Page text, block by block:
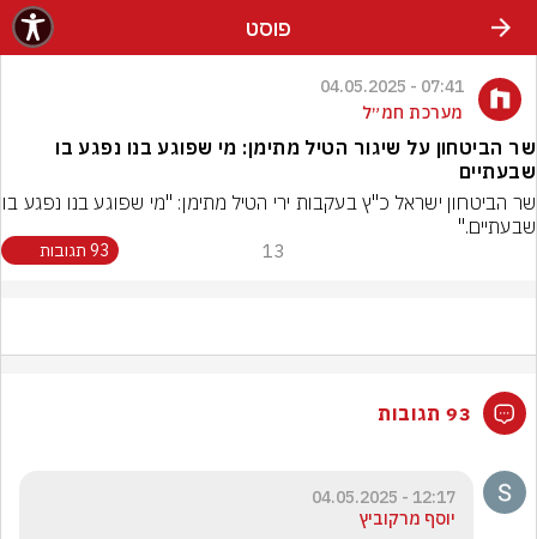
פוסט
07:41 - 04.05.2025
מערכת חמ״ל
שר הביטחון על שיגור הטיל מתימן: מי שפוגע בנו נפגע בו
שבעתיים
שבעתיים."
13 93 תגובות
93 תגובות
12:17 - 04.05.2025
יוסף מרקוביץ